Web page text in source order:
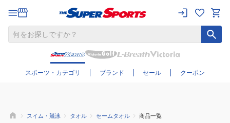
スポーツ・カテゴリ ブランド セール クーポン
さらに絞り込む
スイム・競泳 タオル セームタオル 商品一覧